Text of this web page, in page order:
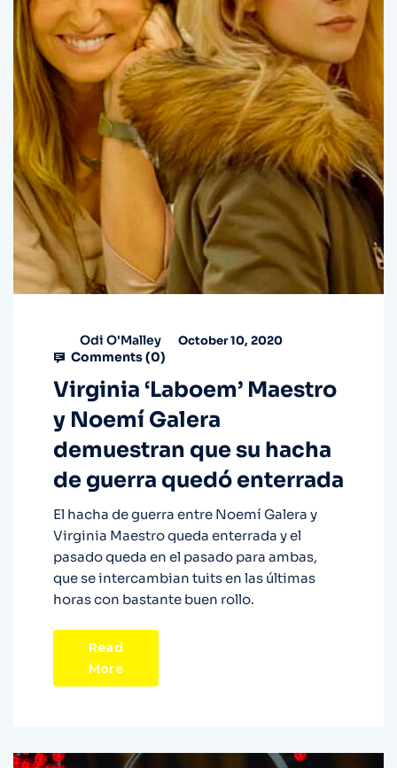
Odi O'Malley October 10, 2020
Comments (0)
Virginia ‘Laboem’ Maestro
y Noemí Galera
demuestran que su hacha
de guerra quedó enterrada
El hacha de guerra entre Noemí Galera y
Virginia Maestro queda enterrada y el
pasado queda en el pasado para ambas,
que se intercambian tuits en las últimas
horas con bastante buen rollo.
Read
More